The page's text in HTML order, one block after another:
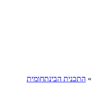
» התכנית הבינתחומית